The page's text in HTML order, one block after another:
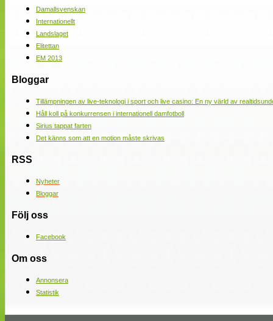
Damallsvenskan
Internationellt
Landslaget
Elitettan
EM 2013
Bloggar
Tillämpningen av live-teknologi i sport och live casino: En ny värld av
Håll koll på konkurrensen i internationell damfotboll
Sirius tappat farten
Det känns som att en motion måste skrivas
RSS
Nyheter
Bloggar
Följ oss
Facebook
Om oss
Annonsera
Statistik